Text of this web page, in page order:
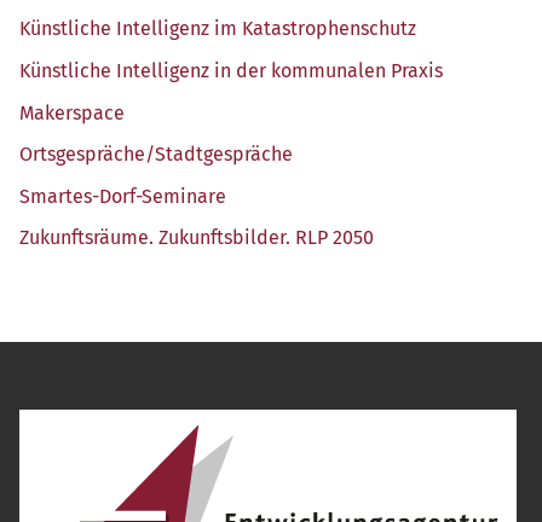
Künst­li­che Intel­li­genz im Katastrophenschutz
Künst­li­che Intel­li­genz in der kom­mu­na­len Praxis
Maker­space
Ortsgespräche/​Stadtgespräche
Smar­tes-Dorf-Semi­na­re
Zukunfts­räu­me. Zukunfts­bil­der. RLP 2050